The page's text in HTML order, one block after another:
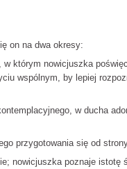
na dwa okresy:
którym nowicjuszka
wspólnym, by lepiej
w ducha
przygotowania się od
nowicjuszka poznaje istotę